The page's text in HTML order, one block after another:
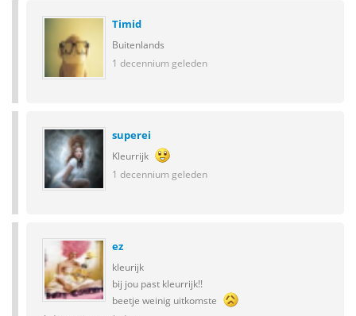
Timid
Buitenlands
1 decennium geleden
superei
Kleurrijk
1 decennium geleden
ez
kleurijk
bij jou past kleurrijk!!
beetje weinig uitkomste